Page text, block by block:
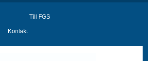
Till FGS
Kontakt